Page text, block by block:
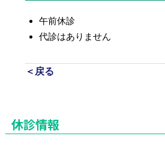
午前休診
代診はありません
＜戻る
休診情報